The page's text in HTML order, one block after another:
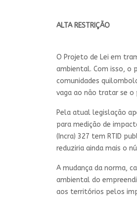
ALTA RESTRIÇÃO
O Projeto de Lei em
ambiental. Com isso, o
comunidades
vaga ao não tratar se
Pela atual legislação
para medição de
(Incra) 327 tem RTID
reduziria ainda mais o
A mudança da norma,
ambiental do
aos territórios pelos